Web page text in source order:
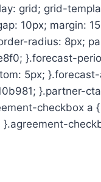
grid; grid-
10px; margin:
radius: 8px;
}.forecast-
5px;
}.partner-
checkbox a